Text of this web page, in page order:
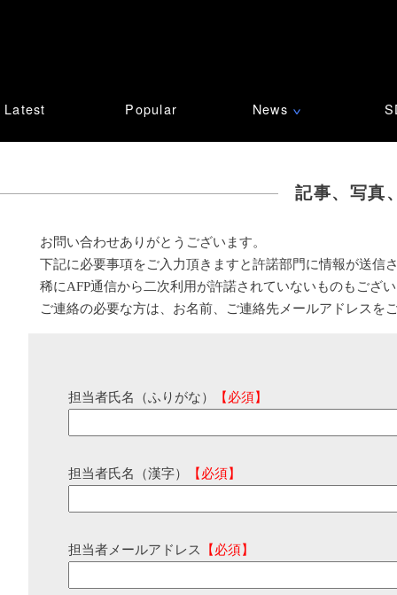
Latest Popular News ∨
記事、写真
お問い合わせありがとうございます。
下記に必要事項をご入力頂きますと許諾部門に情報が送信
稀にAFP通信から二次利用が許諾されていないものもござ
ご連絡の必要な方は、お名前、ご連絡先メールアドレスを
担当者氏名（ふりがな） 【必須】
担当者氏名（漢字） 【必須】
担当者メールアドレス 【必須】